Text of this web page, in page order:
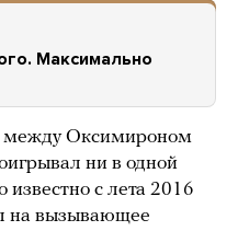
Максимально
между Оксимироном
ни в одной
с лета 2016
на вызывающее